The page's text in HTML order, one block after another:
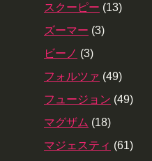
スクーピー (13)
ズーマー (3)
ビーノ (3)
フォルツァ (49)
フュージョン (49)
マグザム (18)
マジェスティ (61)